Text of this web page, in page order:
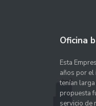
Oficina
Esta
años por
tenían
propuesta
servicio de